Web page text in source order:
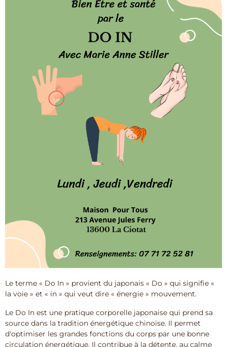
Le terme « Do In » provient du japonais « Do » qui signifie «
la voie » et « in » qui veut dire « énergie » mouvement.
Le Do In est une pratique corporelle japonaise qui prend sa
source dans la tradition énergétique chinoise. Il permet
d'optimiser les grandes fonctions du corps par une bonne
circulation énergétique. Il contribue à la détente, au calme